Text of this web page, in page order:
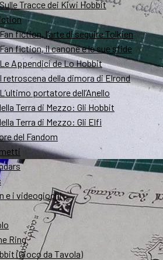
Sulle Tracce dei Kiwi Hobbit
Fan fiction, l’arte di seguire Tolkien
Fan fiction, il canone e le sue sfide
Le Appendici de Lo Hobbit
I retroscena della dimora di Elrond
L’ultimo portatore dell’Anello
Terra di Mezzo: Gli Hobbit
Terra di Mezzo: Gli Elfi
del Fandom
e i videogiochi
Ring
(Gioco da Tavola)